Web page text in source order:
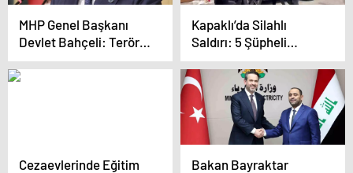
MHP Genel Başkanı
Devlet Bahçeli: Terörle
varılacak hiçbir menzil
yoktur
Kapaklı’da Silahlı
Saldırı: 5 Şüpheli
Adliyeye Sevk Edildi
Cezaevlerinde Eğitim
Bakan Bayraktar